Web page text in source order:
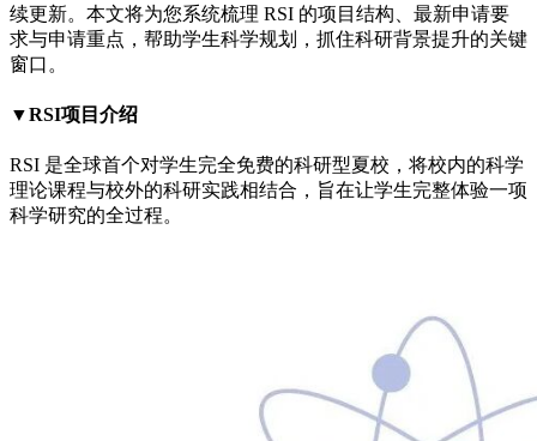
续更新。本文将为您系统梳理 RSI 的项目结构、最新申请要
求与申请重点，帮助学生科学规划，抓住科研背景提升的关键
窗口。
▼RSI项目介绍
RSI 是全球首个对学生完全免费的科研型夏校，将校内的科学
理论课程与校外的科研实践相结合，旨在让学生完整体验一项
科学研究的全过程。